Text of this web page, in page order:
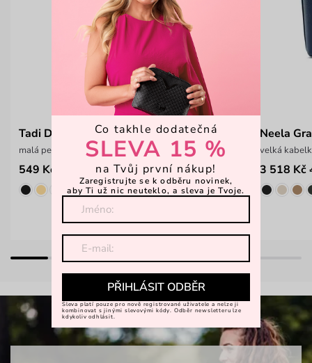
Tadi Daisy Blue
malá peněženka s květinovou výšivkou
549 Kč
Neela
velká
3 518 Kč
Co takhle dodatečná
SLEVA 15 %
na Tvůj první nákup!
Zaregistrujte se k odběru novinek,
aby Ti už nic neuteklo, a sleva je Tvoje.
PŘIHLÁSIT ODBĚR
Sleva platí pouze pro nově registrované uživatele a nelze ji
kombinovat s jinými slevovými kódy. Odběr newsletteru lze
kdykoliv odhlásit.